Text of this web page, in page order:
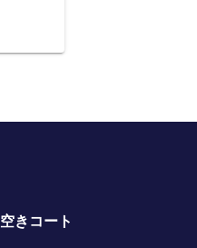
空きコート